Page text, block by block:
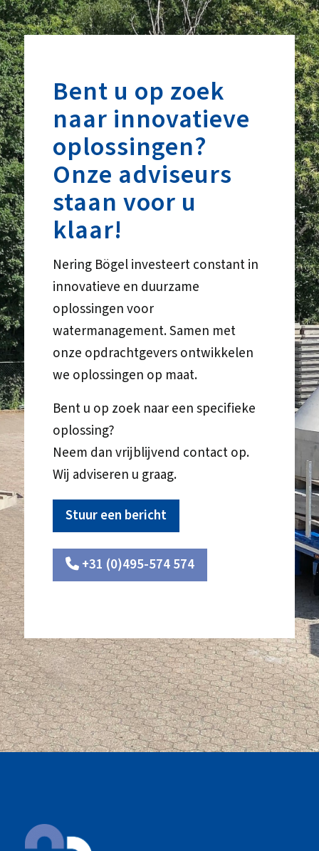
Bent u op zoek
naar innovatieve
oplossingen?
Onze adviseurs
staan voor u
klaar!
Nering Bögel investeert constant in
innovatieve en duurzame
oplossingen voor
watermanagement. Samen met
onze opdrachtgevers ontwikkelen
we oplossingen op maat.
Bent u op zoek naar een specifieke
oplossing?
Neem dan vrijblijvend contact op.
Wij adviseren u graag.
Stuur een bericht
+31 (0)495-574 574